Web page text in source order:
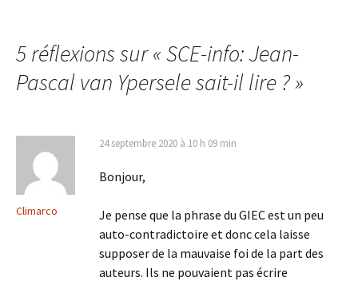
des
articles
5 réflexions sur «SCE-info: Jean-
Pascal van Ypersele sait-il lire ?»
Climarco
24 septembre 2020 à 10 h 09 min
Bonjour,
Je pense que la phrase du GIEC est un peu
auto-contradictoire et donc cela laisse
supposer de la mauvaise foi de la part des
auteurs. Ils ne pouvaient pas écrire